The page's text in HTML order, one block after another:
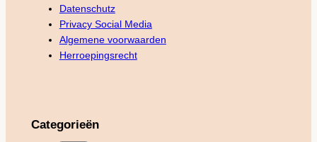
Datenschutz
Privacy Social Media
Algemene voorwaarden
Herroepingsrecht
Categorieën